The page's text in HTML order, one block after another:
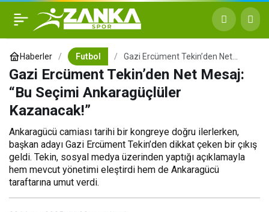
Haberler Futbol
Gazi Ercüment Tekin’den Net
Kazanacak!”
Gazi Ercüment Tekin’den Net Mesaj:
“Bu Seçimi Ankaragüçlüler
Kazanacak!”
Ankaragücü camiası tarihi bir kongreye doğru ilerlerken,
başkan adayı Gazi Ercüment Tekin’den dikkat çeken bir çıkış
geldi. Tekin, sosyal medya üzerinden yaptığı açıklamayla
hem mevcut yönetimi eleştirdi hem de Ankaragücü
taraftarına umut verdi.
Gazi Ercüment Tekin’den
Net Mesaj: “Bu Seçimi
Ankaragüçlüler
Kazanacak!”